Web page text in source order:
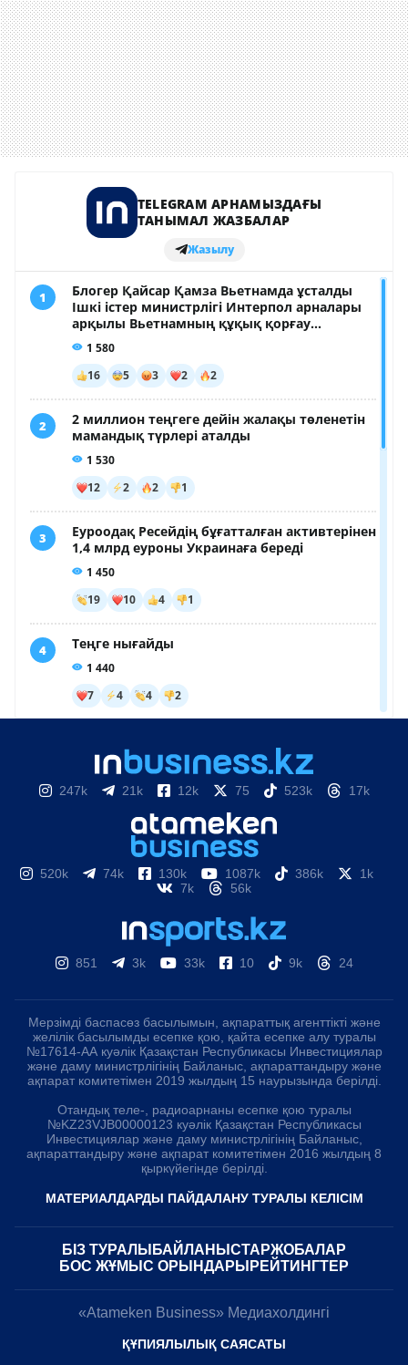
247k 21k 12k 75 523k 17k
520k 74k 130k 1087k 386k
1k
7k
56k
851 3k 33k 10 9k 24
Мерзімді баспасөз басылымын, ақпараттық агенттікті және
желілік басылымды есепке қою, қайта есепке алу туралы
№17614-АА куәлік Қазақстан Республикасы Инвестициялар
және даму министрлігінің Байланыс, ақпараттандыру және
ақпарат комитетімен 2019 жылдың 15 наурызында берілді.
Отандық теле-, радиоарнаны есепке қою туралы
№KZ23VJB00000123 куәлік Қазақстан Республикасы
Инвестициялар және даму министрлігінің Байланыс,
ақпараттандыру және ақпарат комитетімен 2016 жылдың 8
қыркүйегінде берілді.
МАТЕРИАЛДАРДЫ ПАЙДАЛАНУ ТУРАЛЫ КЕЛІСІМ
БІЗ ТУРАЛЫ БАЙЛАНЫСТАРЖОБАЛАР
БОС ЖҰМЫС ОРЫНДАРЫ РЕЙТИНГТЕР
«Atameken Business» Медиахолдингі
ҚҰПИЯЛЫЛЫҚ САЯСАТЫ